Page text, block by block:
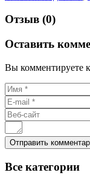
Отзыв (0)
Оставить
Вы комментируете
Все категории